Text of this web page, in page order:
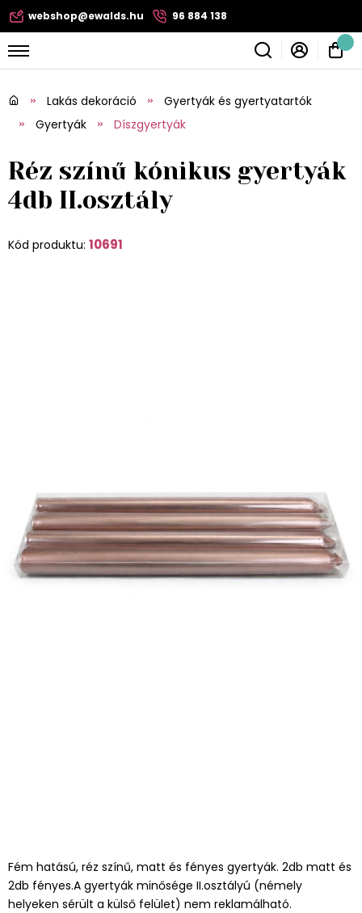
webshop@ewalds.hu 96 884 138
Lakás dekoráció
Gyertyák és gyertyatartók
Gyertyák
Díszgyertyák
Réz színű kónikus gyertyák
4db II.osztály
Kód produktu: 10691
Fém hatású, réz színű, matt és fényes gyertyák. 2db matt és
2db fényes.A gyertyák minősége II.osztályú (némely
helyeken sérült a külső felület) nem reklamálható.